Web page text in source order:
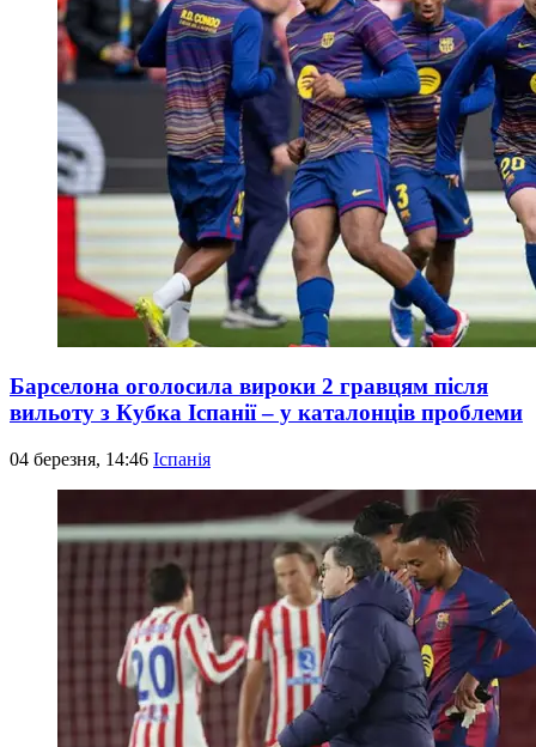
Барселона оголосила вироки 2 гравцям після
вильоту з Кубка Іспанії – у каталонців проблеми
04 березня, 14:46 Іспанія